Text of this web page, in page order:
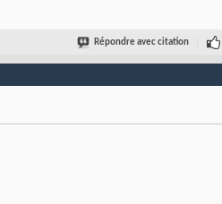
Répondre avec citation